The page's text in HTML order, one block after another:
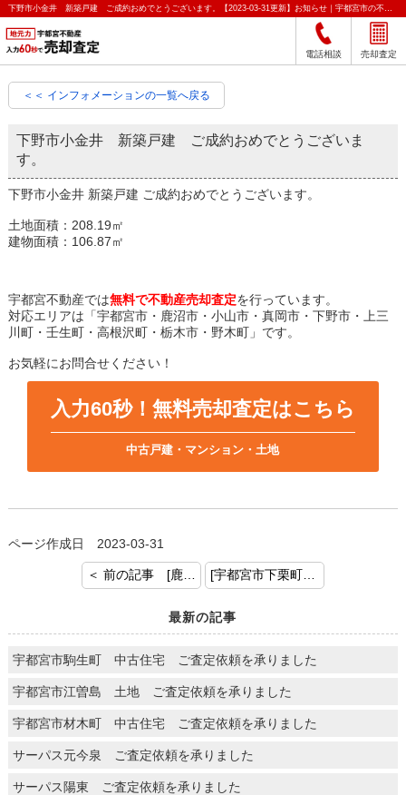
下野市小金井 新築戸建 ご成約おめでとうございます。【2023-03-31更新】お知らせ｜宇都宮市の不動産をクイック売却査定｜宇都宮不動産
電話相談 売却査定
＜＜ インフォメーションの一覧へ戻る
下野市小金井 新築戸建 ご成約おめでとうございま
す。
下野市小金井 新築戸建 ご成約おめでとうございます。
土地面積：208.19㎡
建物面積：106.87㎡
宇都宮不動産では無料で不動産売却査定を行っています。
対応エリアは「宇都宮市・鹿沼市・小山市・真岡市・下野市・上三
川町・壬生町・高根沢町・栃木市・野木町」です。
お気軽にお問合せください！
入力60秒！無料売却査定はこちら
中古戸建・マンション・土地
ページ作成日 2023-03-31
＜ 前の記事 [鹿沼市玉田 土地付建物 ご契約おめでとうございます] [宇都宮市下栗町 お土地 ご成約おめでとうございます。] 次の記事 ＞
最新の記事
宇都宮市駒生町 中古住宅 ご査定依頼を承りました
宇都宮市江曽島 土地 ご査定依頼を承りました
宇都宮市材木町 中古住宅 ご査定依頼を承りました
サーパス元今泉 ご査定依頼を承りました
サーパス陽東 ご査定依頼を承りました